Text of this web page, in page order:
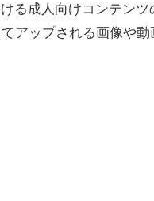
る成人向けコンテン
アップされる画像や動